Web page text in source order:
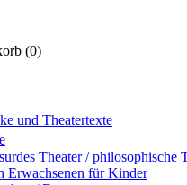
(0)
und Theatertexte
Theater / philosophische
Erwachsenen für Kinder